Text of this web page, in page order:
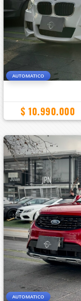
AUTOMATICO
$ 10.990.000
AUTOMATICO